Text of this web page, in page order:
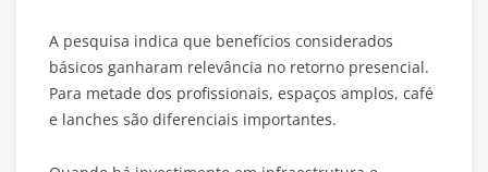
A pesquisa indica que benefícios considerados
básicos ganharam relevância no retorno presencial.
Para metade dos profissionais, espaços amplos, café
e lanches são diferenciais importantes.